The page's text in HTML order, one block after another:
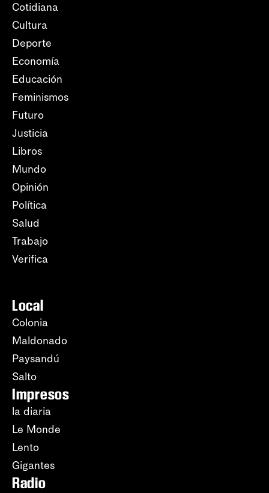
Cotidiana
Cultura
Deporte
Economía
Educación
Feminismos
Futuro
Justicia
Libros
Mundo
Opinión
Política
Salud
Trabajo
Verifica
Local
Colonia
Maldonado
Paysandú
Salto
Impresos
la diaria
Le Monde
Lento
Gigantes
Radio